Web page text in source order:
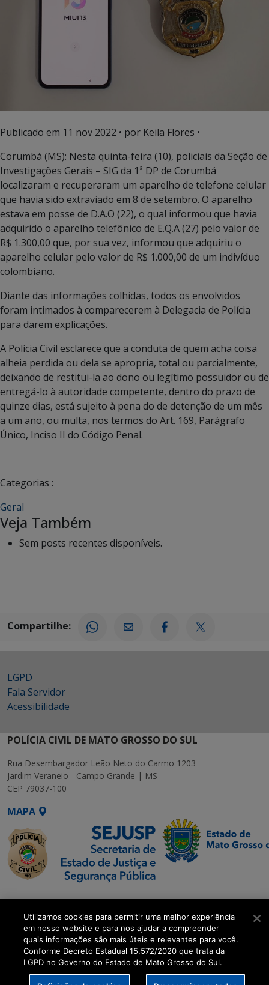
Publicado em 11 nov 2022 • por Keila Flores •
Corumbá (MS): Nesta quinta-feira (10), policiais da Seção de
Investigações Gerais – SIG da 1ª DP de Corumbá
localizaram e recuperaram um aparelho de telefone celular
que havia sido extraviado em 8 de setembro. O aparelho
estava em posse de D.A.O (22), o qual informou que havia
adquirido o aparelho telefônico de E.Q.A (27) pelo valor de
R$ 1.300,00 que, por sua vez, informou que adquiriu o
aparelho celular pelo valor de R$ 1.000,00 de um indivíduo
colombiano.
Diante das informações colhidas, todos os envolvidos
foram intimados à comparecerem à Delegacia de Polícia
para darem explicações.
A Polícia Civil esclarece que a conduta de quem acha coisa
alheia perdida ou dela se apropria, total ou parcialmente,
deixando de restitui-la ao dono ou legítimo possuidor ou de
entregá-lo à autoridade competente, dentro do prazo de
quinze dias, está sujeito à pena do de detenção de um mês
a um ano, ou multa, nos termos do Art. 169, Parágrafo
Único, Inciso II do Código Penal.
Categorias :
Geral
Veja Também
Sem posts recentes disponíveis.
Compartilhe:
LGPD
Fala Servidor
Acessibilidade
POLÍCIA CIVIL DE MATO GROSSO DO SUL
Rua Desembargador Leão Neto do Carmo 1203
Jardim Veraneio - Campo Grande | MS
CEP 79037-100
MAPA
SETDIG | Secretaria-
Executiva de
Transformação Digital
get_footer();
Utilizamos cookies para permitir uma melhor experiência
em nosso website e para nos ajudar a compreender
quais informações são mais úteis e relevantes para você.
Conforme Decreto Estadual 15.572/2020 que trata da
LGPD no Governo do Estado de Mato Grosso do Sul.